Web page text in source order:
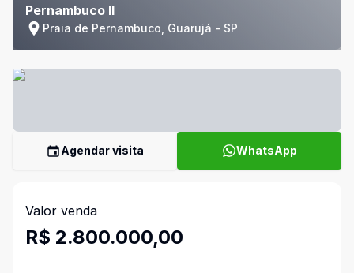
Pernambuco II
Praia de Pernambuco, Guarujá - SP
Agendar visita WhatsApp
Valor venda
R$ 2.800.000,00